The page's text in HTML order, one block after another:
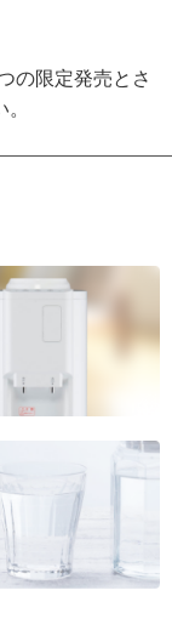
の限定発売とさ